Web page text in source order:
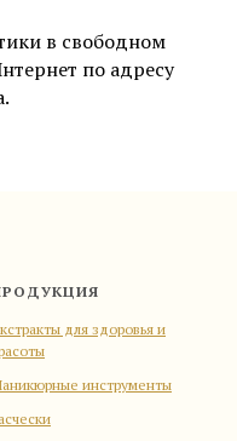
в свободном
по адресу
для здоровья и
инструменты